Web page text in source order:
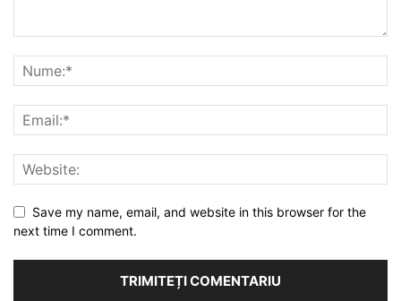
Save my name, email, and website in this browser for the
next time I comment.